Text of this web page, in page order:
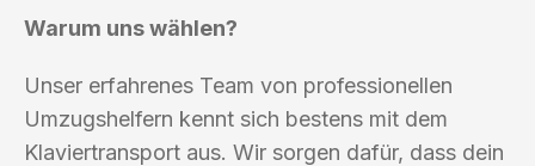
Warum uns wählen?
Unser erfahrenes Team von professionellen
Umzugshelfern kennt sich bestens mit dem
Klaviertransport aus. Wir sorgen dafür, dass dein